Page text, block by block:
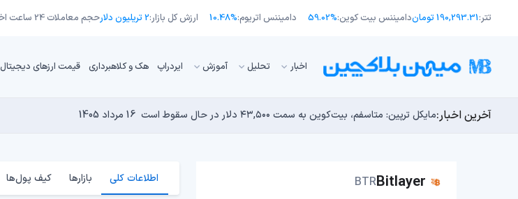
تتر:190,293.31 تومان دامیننس بیت کوین:59.02% دامیننس اتریوم:10.48% ارزش کل بازار:2 تریلیون دلار حجم معاملات 24 ساعت اخیر:
اﺧﺒﺎر تحلیل آموزش ایردراپ هک و کلاهبرداری قیمت ارزهای دیجیتال
آخرین اخبار:مایکل ترپین: متاسفم، بیت‌کوین به سمت ۴۳,۵۰۰ دلار در حال سقوط است 16 مرداد 1405 توسعه‌دهندگان بیت‌کوین ۸۵ باگ بحرانی را در یک وضعیت «فوق‌العاده بد» شناسایی کردند
اوج‌گیری طلا با تقاضای چین؛ چرا قیمت بیت کوین در ۶۴ هزار دلار درجا می‌زند؟ 15 مرداد 1405
بدترین نمودار برای گاوهای بیت کوین؛ آیا دوران رالی‌های نجومی به پایان رسیده است؟ 14 مرداد 1405 انتقال ۶۶ میلیون دلاری بیت کوین توسط مایکرواستراتژی؛ آیا فشار فروش جدیدی در راه است؟
Bitlayer
BTR اطلاعات کلی بازارها کیف پول‌ها